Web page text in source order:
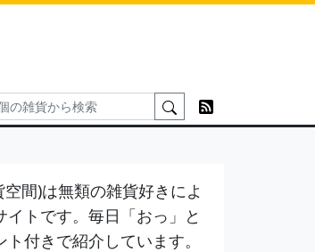
間)は無類の雑貨好きによ
イトです。毎日「おっ」と
付きで紹介しています。